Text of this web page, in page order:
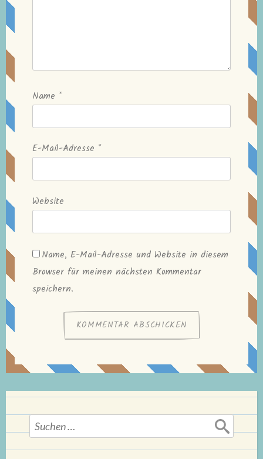
Name *
E-Mail-Adresse *
Website
Name, E-Mail-Adresse und Website in diesem
Browser für meinen nächsten Kommentar
speichern.
Suchen
nach: